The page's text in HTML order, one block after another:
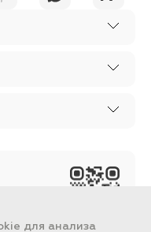
для анализа